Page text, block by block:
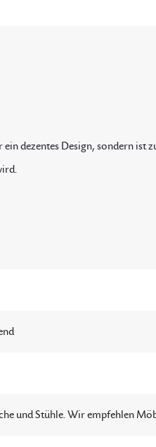
dezentes Design, sondern ist
und Stühle. Wir empfehlen